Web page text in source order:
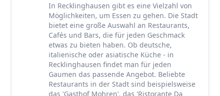
In Recklinghausen gibt es eine Vielzahl von
Möglichkeiten, um Essen zu gehen. Die Stadt
bietet eine große Auswahl an Restaurants,
Cafés und Bars, die für jeden Geschmack
etwas zu bieten haben. Ob deutsche,
italienische oder asiatische Küche - in
Recklinghausen findet man für jeden
Gaumen das passende Angebot. Beliebte
Restaurants in der Stadt sind beispielsweise
das 'Gasthof Mohren', das 'Ristorante Da